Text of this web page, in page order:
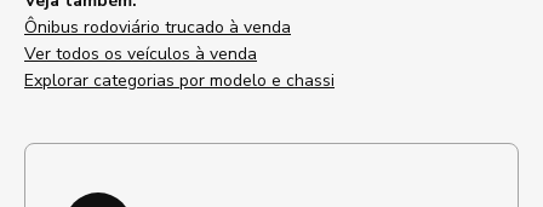
Ônibus rodoviário trucado à venda
Ver todos os veículos à venda
Explorar categorias por modelo e chassi